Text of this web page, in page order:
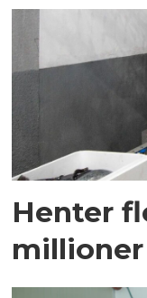
Henter
millioner